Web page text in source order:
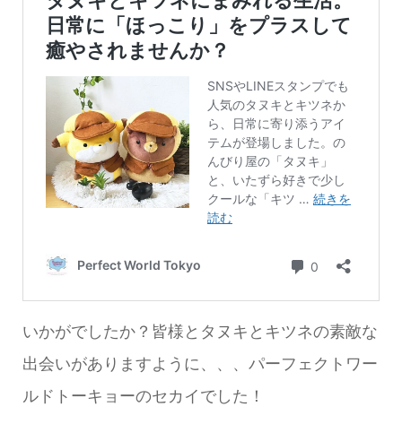
いかがでしたか？皆様とタヌキとキツネの素敵な
出会いがありますように、、、パーフェクトワー
ルドトーキョーのセカイでした！